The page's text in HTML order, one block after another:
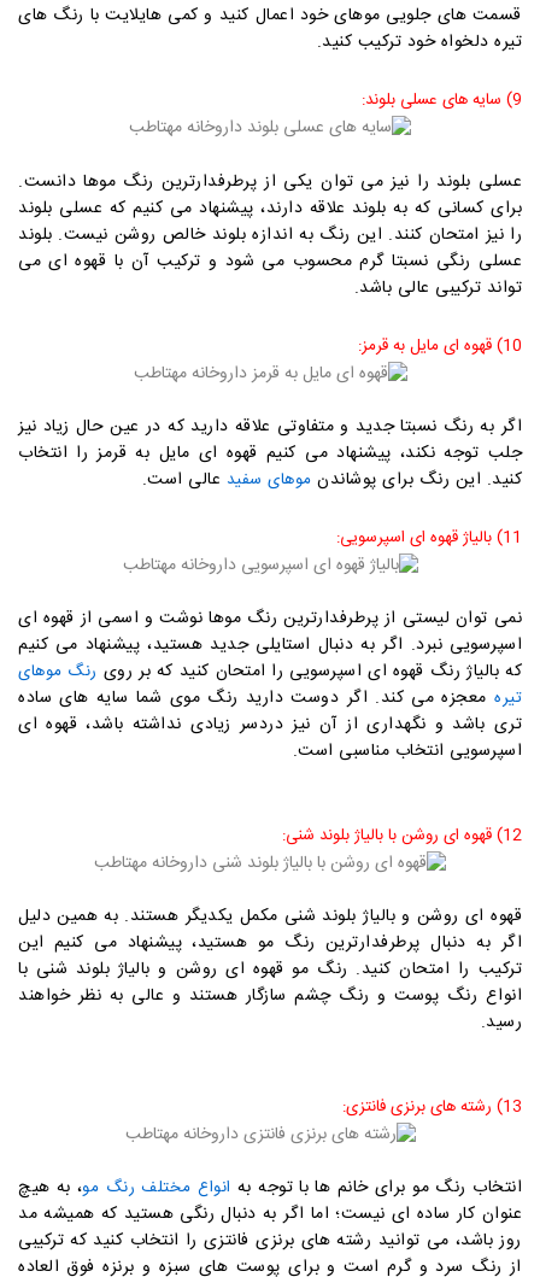
قسمت های جلویی موهای خود اعمال کنید و کمی هایلایت با رنگ های
تیره دلخواه خود ترکیب کنید.
9) سایه های عسلی بلوند :
عسلی بلوند را نیز می توان یکی از پرطرفدارترین رنگ موها دانست.
برای کسانی که به بلوند علاقه دارند، پیشنهاد می کنیم که عسلی بلوند
را نیز امتحان کنند. این رنگ به اندازه بلوند خالص روشن نیست. بلوند
عسلی رنگی نسبتا گرم محسوب می شود و ترکیب آن با قهوه ای می
تواند ترکیبی عالی باشد.
10) قهوه ای مایل به قرمز :
اگر به رنگ نسبتا جدید و متفاوتی علاقه دارید که در عین حال زیاد نیز
جلب توجه نکند، پیشنهاد می کنیم قهوه ای مایل به قرمز را انتخاب
کنید. این رنگ برای پوشاندن موهای سفید عالی است.
11) بالیاژ قهوه ای اسپرسویی:
نمی توان لیستی از پرطرفدارترین رنگ موها نوشت و اسمی از قهوه ای
اسپرسویی نبرد. اگر به دنبال استایلی جدید هستید، پیشنهاد می کنیم
که بالیاژ رنگ قهوه ای اسپرسویی را امتحان کنید که بر روی رنگ موهای
تیره معجزه می کند. اگر دوست دارید رنگ موی شما سایه های ساده
تری باشد و نگهداری از آن نیز دردسر زیادی نداشته باشد، قهوه ای
اسپرسویی انتخاب مناسبی است.
12) قهوه ای روشن با بالیاژ بلوند شنی:
قهوه ای روشن و بالیاژ بلوند شنی مکمل یکدیگر هستند. به همین دلیل
اگر به دنبال پرطرفدارترین رنگ مو هستید، پیشنهاد می کنیم این
ترکیب را امتحان کنید. رنگ مو قهوه ای روشن و بالیاژ بلوند شنی با
انواع رنگ پوست و رنگ چشم سازگار هستند و عالی به نظر خواهند
رسید.
13) رشته های برنزی فانتزی:
انتخاب رنگ مو برای خانم ها با توجه به انواع مختلف رنگ مو، به هیچ
عنوان کار ساده ای نیست؛ اما اگر به دنبال رنگی هستید که همیشه مد
روز باشد، می توانید رشته های برنزی فانتزی را انتخاب کنید که ترکیبی
از رنگ سرد و گرم است و برای پوست های سبزه و برنزه فوق العاده